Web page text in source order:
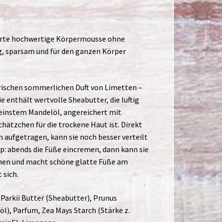
hochwertige Körpermousse ohne
und für den ganzen Körper
sommerlichen Duft von Limetten –
enthält wertvolle Sheabutter, die luftig
Mandelöl, angereichert mit
für die trockene Haut ist. Direkt
aufgetragen, kann sie noch besser verteilt
abends die Füße eincremen, dann kann sie
und macht schöne glatte Füße am
Butter (Sheabutter), Prunus
Parfum, Zea Mays Starch (Stärke z.